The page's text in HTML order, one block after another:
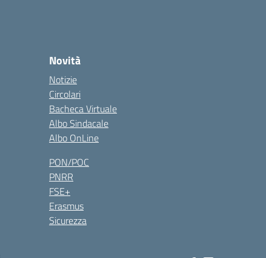
Novità
Notizie
Circolari
Bacheca Virtuale
Albo Sindacale
Albo OnLine
PON/POC
PNRR
FSE+
Erasmus
Sicurezza